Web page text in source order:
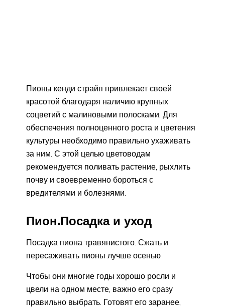
Пионы кенди страйп привлекает своей
красотой благодаря наличию крупных
соцветий с малиновыми полосками. Для
обеспечения полноценного роста и цветения
культуры необходимо правильно ухаживать
за ним. С этой целью цветоводам
рекомендуется поливать растение, рыхлить
почву и своевременно бороться с
вредителями и болезнями.
Пион.Посадка и уход
Посадка пиона травянистого. Сжать и
пересаживать пионы лучше осенью
Чтобы они многие годы хорошо росли и
цвели на одном месте, важно его сразу
правильно выбрать. Готовят его заранее,